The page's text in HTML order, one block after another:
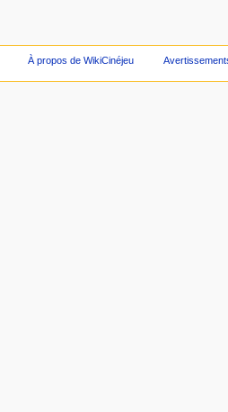
À propos de WikiCinéjeu